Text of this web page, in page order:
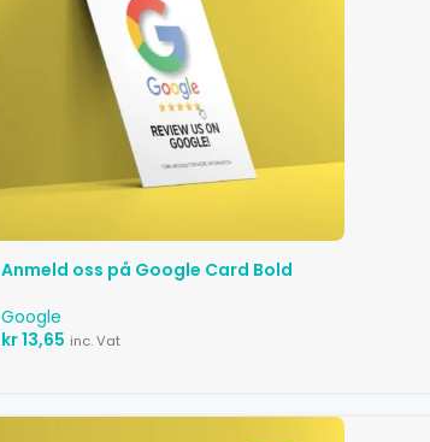
Anmeld oss ​​på Google Card Bold
Google
kr13,65 inc. Vat